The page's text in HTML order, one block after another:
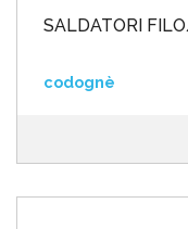
SALDATORI
codognè